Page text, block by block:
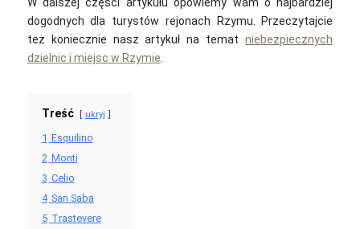
W dalszej części artykułu opowiemy wam o najbardziej
dogodnych dla turystów rejonach Rzymu. Przeczytajcie
też koniecznie nasz artykuł na tematniebezpiecznych
dzielnic i miejsc w Rzymie.
Treść ukryj
1 Esquilino
2 Monti
3 Celio
4 San Saba
5 Trastevere